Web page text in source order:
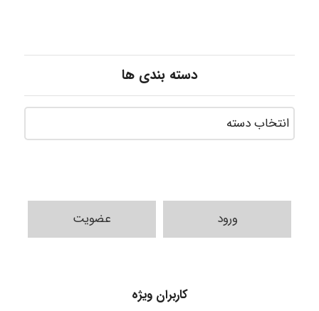
دسته بندی ها
ورود عضویت
کاربران ویژه